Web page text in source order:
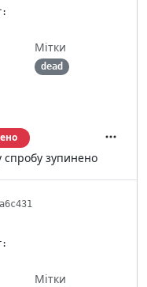
Мітки
dead
спробу зупинено
Мітки